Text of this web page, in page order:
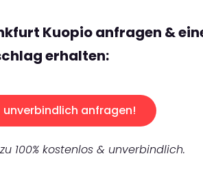
Kuopio anfragen &
erhalten:
unverbindlich anfragen!
100% kostenlos & unverbindlich.